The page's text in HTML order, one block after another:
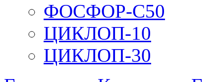
ФОСФОР-С50
ЦИКЛОП-10
ЦИКЛОП-30